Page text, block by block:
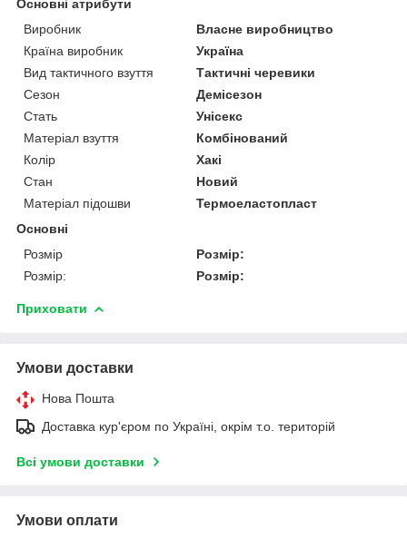
Основні атрибути
Виробник
Власне виробництво
Країна виробник
Україна
Вид тактичного взуття
Тактичні черевики
Сезон
Демісезон
Стать
Унісекс
Матеріал взуття
Комбінований
Колір
Хакі
Стан
Новий
Матеріал підошви
Термоеластопласт
Основні
Розмір
Розмір:
Розмір:
Розмір:
Приховати
Умови доставки
Нова Пошта
Доставка кур'єром по Україні, окрім т.о. територій
Всі умови доставки
Умови оплати